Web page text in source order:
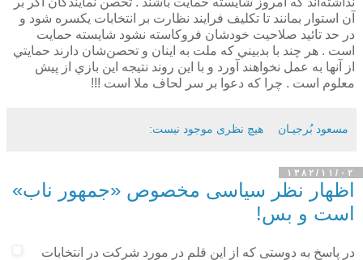
آن استوار بمانند تا تكليف فرايند نظارت بر انتخابات يكسره شود و
در حد تائيد صلاحيت خودشان فروكاسته نشود شايسته حمايت
است . هر چند با بدبيني كه ملت به اينان و تحصن‌شان دارند حمايتي
از آنها به عمل نخواهند آورد و با اين روند نتيجه اين بازي از پيش
معلوم است . چرا كه دعوا بر سر لحاف ملا است !!!
مسعود بُرجيـان هیچ نظری موجود نیست:
۱۳۸۲/۱۱/۰۲
اظهار نظر سیاسی مخصوص «جمهور ناب»
است و بس!
در پاسخ به دوستی که از اين قلم در مورد شرکت در انتخابات